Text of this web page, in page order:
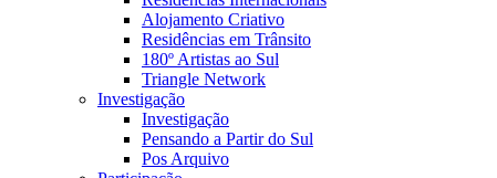
Alojamento Criativo
Residências em Trânsito
180º Artistas ao Sul
Triangle Network
Investigação
Investigação
Pensando a Partir do Sul
Pos Arquivo